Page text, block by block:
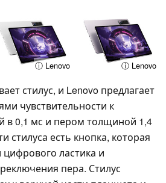
ⓘ Lenovo ⓘ Lenovo
стилус, и Lenovo предлагает
чувствительности к
в 0,1 мс и пером толщиной 1,4
стилуса есть кнопка, которая
ластика и
пера. Стилус